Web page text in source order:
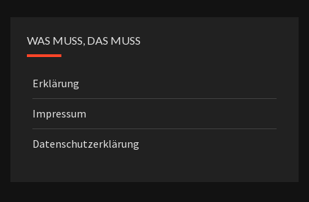
WAS MUSS, DAS MUSS
Erklärung
Impressum
Datenschutzerklärung